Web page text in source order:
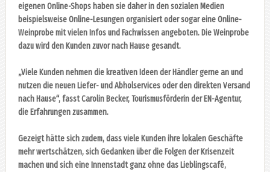
eigenen Online-Shops haben sie daher in den sozialen Medien
beispielsweise Online-Lesungen organisiert oder sogar eine Online-
Weinprobe mit vielen Infos und Fachwissen angeboten. Die Weinprobe
dazu wird den Kunden zuvor nach Hause gesandt.
„Viele Kunden nehmen die kreativen Ideen der Händler gerne an und
nutzen die neuen Liefer- und Abholservices oder den direkten Versand
nach Hause“, fasst Carolin Becker, Tourismusförderin der EN-Agentur,
die Erfahrungen zusammen.
Gezeigt hätte sich zudem, dass viele Kunden ihre lokalen Geschäfte
mehr wertschätzen, sich Gedanken über die Folgen der Krisenzeit
machen und sich eine Innenstadt ganz ohne das Lieblingscafé,